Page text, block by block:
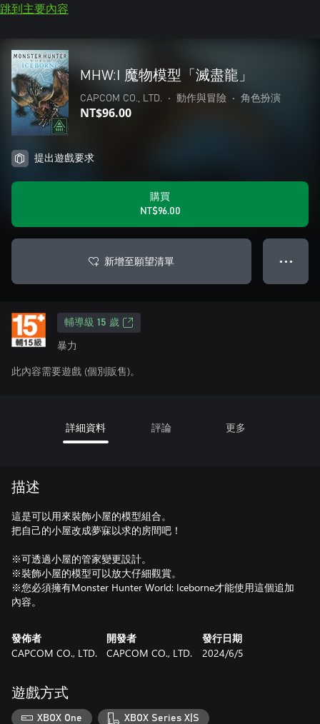
跳到主要內容
MHW:I 魔物模型「滅盡龍」
CAPCOM CO., LTD. • 動作與冒險 • 角色扮演
NT$96.00
提出遊戲要求
購買
NT$96.00
新增至願望清單 ● ● ●
輔導級 15 歲
暴力
此內容需要遊戲 (個別販售)。
詳細資料 評論 更多
描述
這是可以用來裝飾小屋的模型組合。
把自己的小屋改成夢寐以求的房間吧！
※可透過小屋的管家變更設計。
※裝飾小屋的模型可以放大仔細觀賞。
※您必須擁有Monster Hunter World: Iceborne才能使用這個追加
發佈者
CAPCOM CO., LTD.
開發者
CAPCOM CO., LTD.
發行日期
2024/6/5
遊戲方式
XBOX One XBOX Series X|S